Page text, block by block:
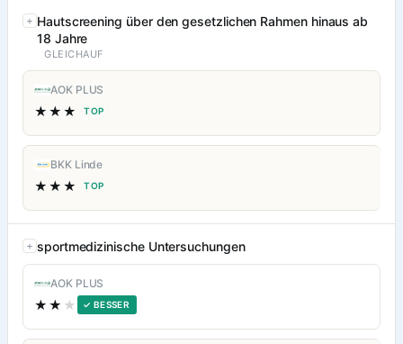
Hautscreening über den gesetzlichen Rahmen hinaus ab
18 Jahre
GLEICHAUF
AOK PLUS
★★★ TOP
BKK Linde
★★★ TOP
sportmedizinische Untersuchungen
AOK PLUS
★★ ★ ✓ BESSER